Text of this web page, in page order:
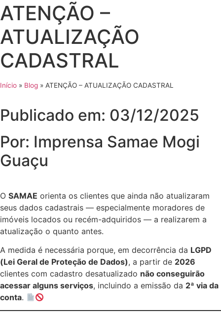
ATENÇÃO –
ATUALIZAÇÃO
CADASTRAL
Início » Blog » ATENÇÃO – ATUALIZAÇÃO CADASTRAL
Publicado em: 03/12/2025
Por: Imprensa Samae Mogi
Guaçu
O SAMAE orienta os clientes que ainda não atualizaram
seus dados cadastrais — especialmente moradores de
imóveis locados ou recém-adquiridos — a realizarem a
atualização o quanto antes.
A medida é necessária porque, em decorrência da LGPD
(Lei Geral de Proteção de Dados), a partir de 2026
clientes com cadastro desatualizado não conseguirão
acessar alguns serviços, incluindo a emissão da 2ª via da
conta.